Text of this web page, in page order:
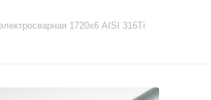
1720х6 AISI 316Ti